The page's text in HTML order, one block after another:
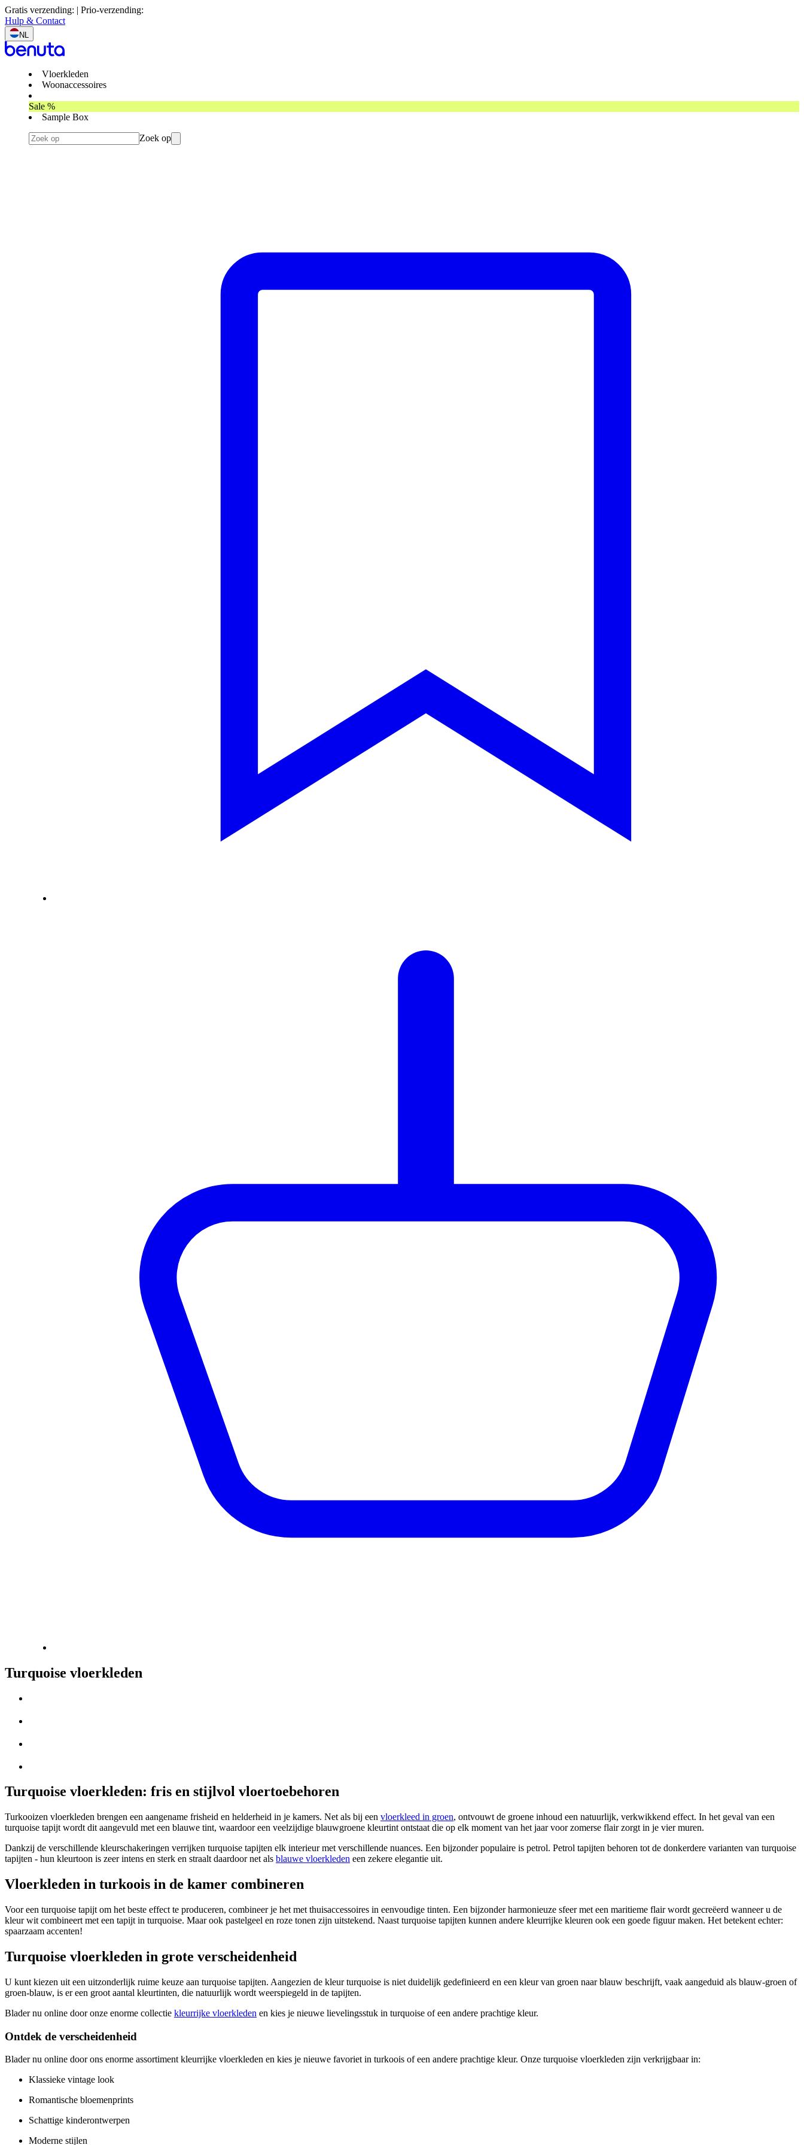
Gratis verzending: | Prio-verzending:
Hulp & Contact
NL
Vloerkleden
Woonaccessoires
Sale %
Sample Box
Zoek op
Turquoise vloerkleden
Turquoise vloerkleden: fris en stijlvol vloertoebehoren
Turkooizen vloerkleden brengen een aangename frisheid en helderheid in je kamers. Net als bij een vloerkleed in groen, ontvouwt de groene inhoud een natuurlijk, verkwikkend effect. In het geval van een
turquoise tapijt wordt dit aangevuld met een blauwe tint, waardoor een veelzijdige blauwgroene kleurtint ontstaat die op elk moment van het jaar voor zomerse flair zorgt in je vier muren.
Dankzij de verschillende kleurschakeringen verrijken turquoise tapijten elk interieur met verschillende nuances. Een bijzonder populaire is petrol. Petrol tapijten behoren tot de donkerdere varianten van turquoise
tapijten - hun kleurtoon is zeer intens en sterk en straalt daardoor net als blauwe vloerkleden een zekere elegantie uit.
Vloerkleden in turkoois in de kamer combineren
Voor een turquoise tapijt om het beste effect te produceren, combineer je het met thuisaccessoires in eenvoudige tinten. Een bijzonder harmonieuze sfeer met een maritieme flair wordt gecreëerd wanneer u de
kleur wit combineert met een tapijt in turquoise. Maar ook pastelgeel en roze tonen zijn uitstekend. Naast turquoise tapijten kunnen andere kleurrijke kleuren ook een goede figuur maken. Het betekent echter:
spaarzaam accenten!
Turquoise vloerkleden in grote verscheidenheid
U kunt kiezen uit een uitzonderlijk ruime keuze aan turquoise tapijten. Aangezien de kleur turquoise is niet duidelijk gedefinieerd en een kleur van groen naar blauw beschrijft, vaak aangeduid als blauw-groen of
groen-blauw, is er een groot aantal kleurtinten, die natuurlijk wordt weerspiegeld in de tapijten.
Blader nu online door onze enorme collectie kleurrijke vloerkleden en kies je nieuwe lievelingsstuk in turquoise of een andere prachtige kleur.
Ontdek de verscheidenheid
Blader nu online door ons enorme assortiment kleurrijke vloerkleden en kies je nieuwe favoriet in turkoois of een andere prachtige kleur. Onze turquoise vloerkleden zijn verkrijgbaar in:
Klassieke vintage look
Romantische bloemenprints
Schattige kinderontwerpen
Moderne stijlen